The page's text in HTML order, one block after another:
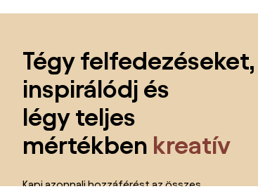
Tégy felfedezéseket,
inspirálódj és
légy teljes
mértékben kreatív
Kapj azonnali hozzáférést az összes